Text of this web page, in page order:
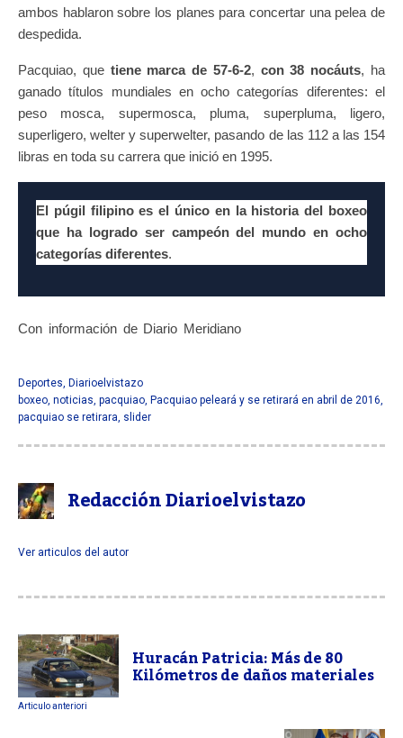
ambos hablaron sobre los planes para concertar una pelea de
despedida.
Pacquiao, que tiene marca de 57-6-2, con 38 nocáuts, ha
ganado títulos mundiales en ocho categorías diferentes: el
peso mosca, supermosca, pluma, superpluma, ligero,
superligero, welter y superwelter, pasando de las 112 a las 154
libras en toda su carrera que inició en 1995.
El púgil filipino es el único en la historia del boxeo
que ha logrado ser campeón del mundo en ocho
categorías diferentes.
Con información de Diario Meridiano
Deportes, Diarioelvistazo
boxeo, noticias, pacquiao, Pacquiao peleará y se retirará en abril de 2016,
pacquiao se retirara, slider
Redacción Diarioelvistazo
Ver articulos del autor
Huracán Patricia: Más de 80
Kilómetros de daños materiales
Articulo anteriori